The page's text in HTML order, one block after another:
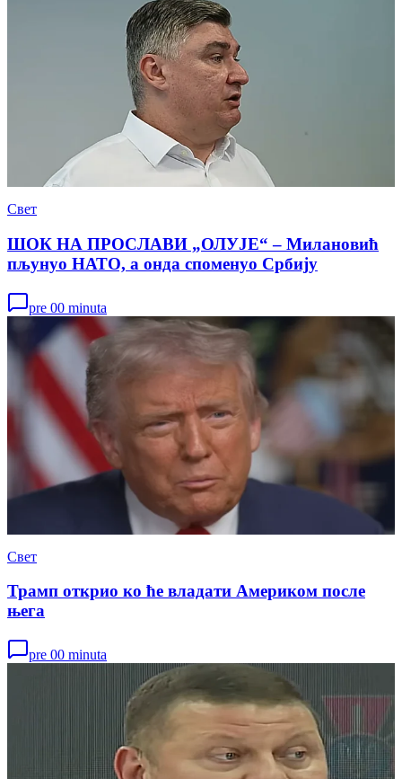
Свет
ШОК НА ПРОСЛАВИ „ОЛУЈЕ“ – Милановић
пљунуо НАТО, а онда споменуо Србију
pre 00 minuta
Свет
Трамп открио ко ће владати Америком после
њега
pre 00 minuta